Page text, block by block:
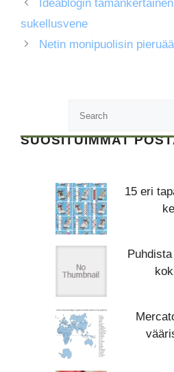
Ideablogin
sukellusvene
Netin monipuolisin
SUOSITUIMMAT
15 eri